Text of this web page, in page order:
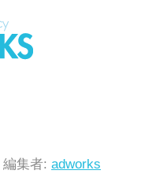
編集者: adworks